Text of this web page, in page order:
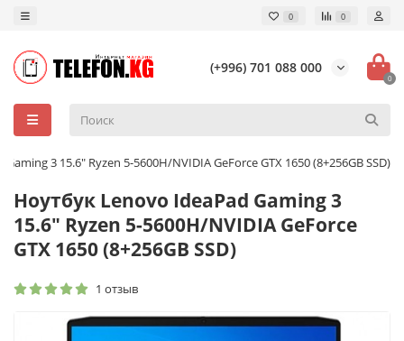
0 0
(+996) 701 088 000
0
3 15.6" Ryzen 5-5600H/NVIDIA GeForce GTX 1650 (8+256GB SSD)
Ноутбук Lenovo IdeaPad Gaming 3
15.6" Ryzen 5-5600H/NVIDIA GeForce
GTX 1650 (8+256GB SSD)
1 отзыв